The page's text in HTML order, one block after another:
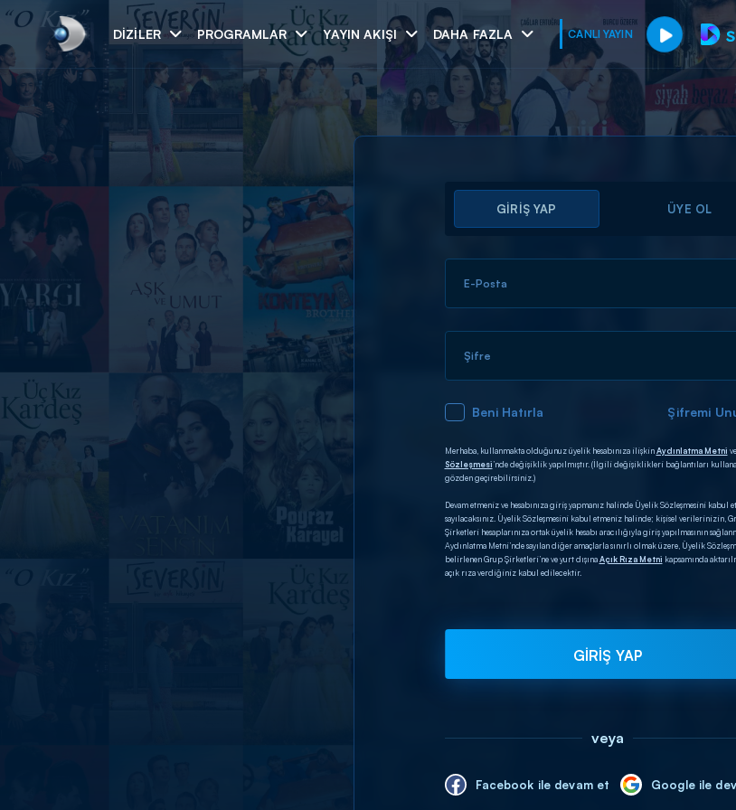
DIZILER PROGRAMLAR YAYIN AKIŞI DAHA FAZLA CANLI YAYIN
Arama
ARAMA SONUÇLARI
GİRİŞ YAP ÜYE OL
E-Posta
Şifre
Beni Hatırla Şifremi
Merhaba, kullanmakta olduğunuz üyelik hesabınıza ilişkinAydınlatma Metni ve
Sözleşmesi’nde değişiklik yapılmıştır. (İlgili değişiklikleri bağlantıları
gözden geçirebilirsiniz.)
Devam etmeniz ve hesabınıza giriş yapmanız halinde Üyelik Sözleşmesini kabul
sayılacaksınız. Üyelik Sözleşmesini kabul etmeniz halinde; kişisel verilerinizin,
Şirketleri hesaplarınıza ortak üyelik hesabı aracılığıyla giriş yapılmasının
Aydınlatma Metni’nde sayılan diğer amaçlarla sınırlı olmak üzere, Üyelik
belirlenen Grup Şirketleri’ne ve yurt dışınaAçık Rıza Metni kapsamında
açık rıza verdiğiniz kabul edilecektir.
GİRİŞ YAP
veya
Facebook ile devam et Google ile